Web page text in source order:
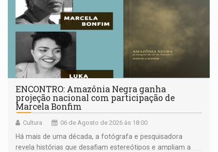
ENCONTRO: Amazônia Negra ganha
projeção nacional com participação de
Marcela Bonfim
Cultura 06 de Agosto de 2026 às 18:00
Há mais de uma década, a fotógrafa e pesquisadora
revela histórias que desafiam estereótipos e ampliam a